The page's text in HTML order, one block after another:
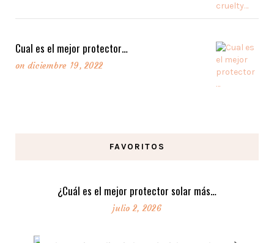
Cual es el mejor protector…
on diciembre 19, 2022
FAVORITOS
¿Cuál es el mejor protector solar más…
julio 2, 2026